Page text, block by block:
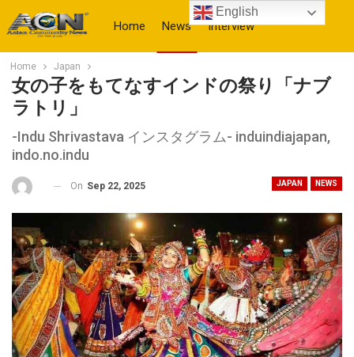
Home News Interview
More
Home Japan
女の子をもてなすインドの祭り「ナブ
ラトリ」
-Indu Shrivastava インスタグラム- induindiajapan,
indo.no.indu
JAPAN NEWS
On Sep 22, 2025
English